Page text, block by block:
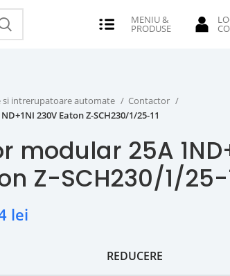
si intrerupatoare automate
Contactor
230V Eaton Z-SCH230/1/25-11
modular 25A
Z-SCH230/1/25-
lei
REDUCERE